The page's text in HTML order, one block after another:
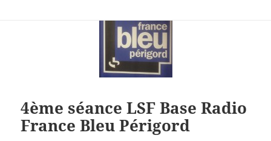
4ème séance LSF Base Radio
France Bleu Périgord